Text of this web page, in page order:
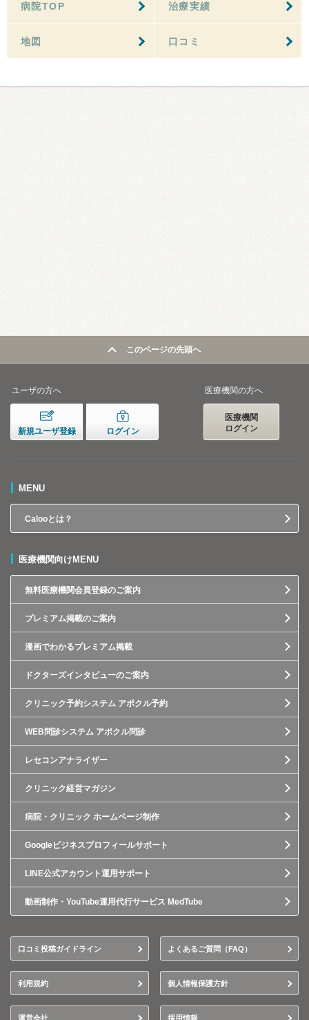
病院TOP 治療実績
地図 口コミ
このページの先頭へ
ユーザの方へ
新規ユーザ登録 ログイン
医療機関の方へ
医療機関
ログイン
MENU
Calooとは？
医療機関向けMENU
無料医療機関会員登録のご案内
プレミアム掲載のご案内
漫画でわかるプレミアム掲載
ドクターズインタビューのご案内
クリニック予約システム アポクル予約
WEB問診システム アポクル問診
レセコンアナライザー
クリニック経営マガジン
病院・クリニック ホームページ制作
Googleビジネスプロフィールサポート
LINE公式アカウント運用サポート
動画制作・YouTube運用代行サービス MedTube
口コミ投稿ガイドライン よくあるご質問（FAQ）
利用規約 個人情報保護方針
運営会社 採用情報